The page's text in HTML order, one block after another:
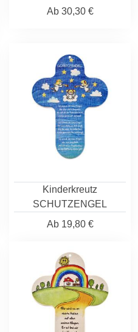
Ab30,30 €
Kinderkreutz
SCHUTZENGEL
Ab19,80 €